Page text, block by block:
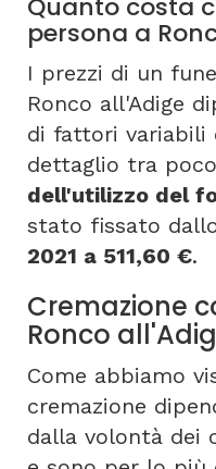
Quanto costa
persona a
I prezzi di un
Ronco all'Adige
di fattori variabili
dettaglio tra
dell'utilizzo del
stato fissato
2021 a 511,60 €.
Cremazione
Ronco
Come abbiamo
cremazione
dalla volontà dei